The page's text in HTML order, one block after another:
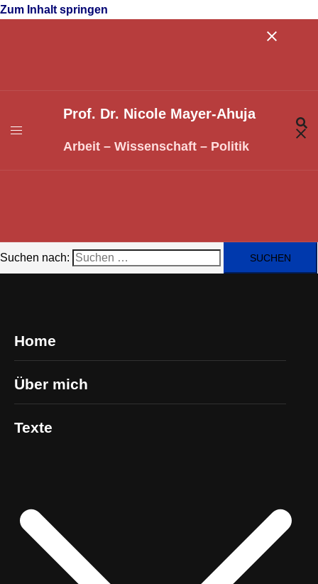
Zum Inhalt springen
Prof. Dr. Nicole Mayer-Ahuja
Arbeit – Wissenschaft – Politik
Suchen nach:
Home
Über mich
Texte